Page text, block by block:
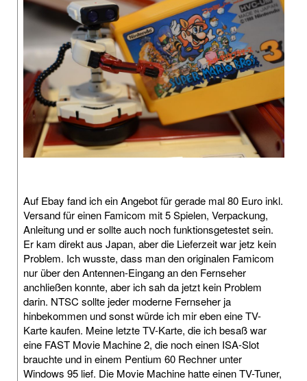
Auf Ebay fand ich ein Angebot für gerade mal 80 Euro inkl.
Versand für einen Famicom mit 5 Spielen, Verpackung,
Anleitung und er sollte auch noch funktionsgetestet sein.
Er kam direkt aus Japan, aber die Lieferzeit war jetz kein
Problem. Ich wusste, dass man den originalen Famicom
nur über den Antennen-Eingang an den Fernseher
anchließen konnte, aber ich sah da jetzt kein Problem
darin. NTSC sollte jeder moderne Fernseher ja
hinbekommen und sonst würde ich mir eben eine TV-
Karte kaufen. Meine letzte TV-Karte, die ich besaß war
eine FAST Movie Machine 2, die noch einen ISA-Slot
brauchte und in einem Pentium 60 Rechner unter
Windows 95 lief. Die Movie Machine hatte einen TV-Tuner,